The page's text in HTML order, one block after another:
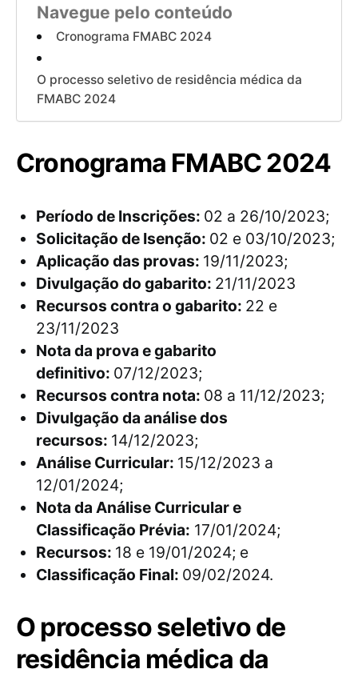
Navegue pelo conteúdo
Cronograma FMABC 2024
O processo seletivo de residência médica da
FMABC 2024
Cronograma FMABC 2024
Período de Inscrições: 02 a 26/10/2023;
Solicitação de Isenção: 02 e 03/10/2023;
Aplicação das provas: 19/11/2023;
Divulgação do gabarito: 21/11/2023
Recursos contra o gabarito: 22 e
23/11/2023
Nota da prova e gabarito
definitivo: 07/12/2023;
Recursos contra nota: 08 a 11/12/2023;
Divulgação da análise dos
recursos: 14/12/2023;
Análise Curricular: 15/12/2023 a
12/01/2024;
Nota da Análise Curricular e
Classificação Prévia: 17/01/2024;
Recursos: 18 e 19/01/2024; e
Classificação Final: 09/02/2024.
O processo seletivo de
residência médica da